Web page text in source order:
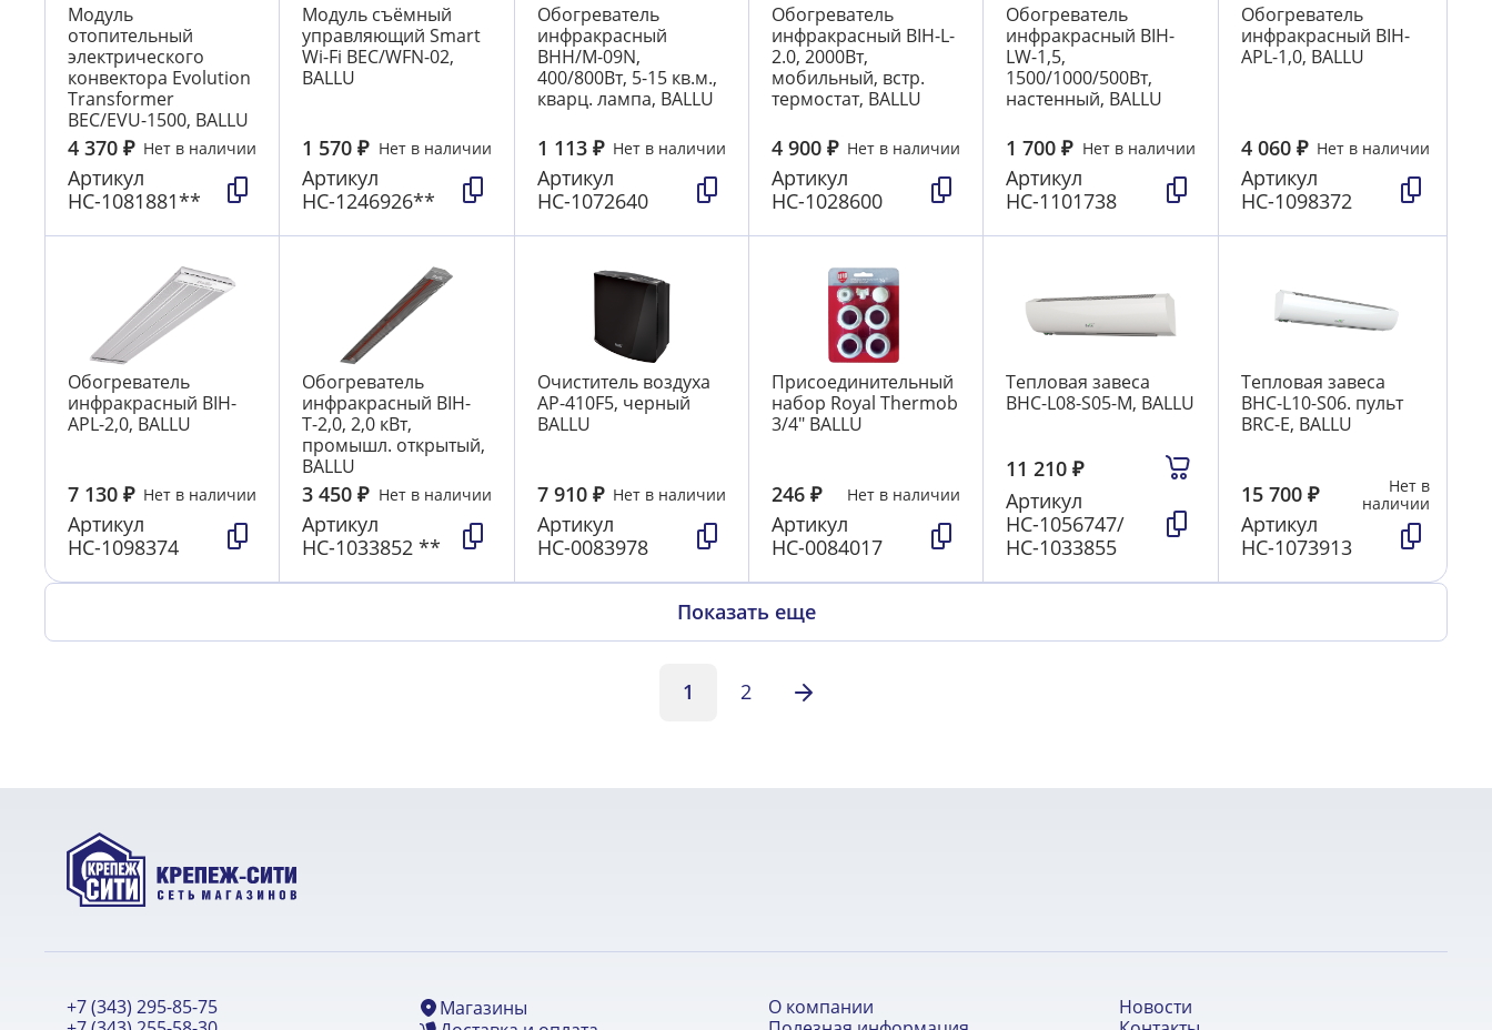
Модуль
отопительный
электрического
конвектора Evolution
Transformer
BEC/EVU-1500, BALLU
4 370 ₽ Нет в наличии
Артикул
НС-1081881**
Модуль съёмный
управляющий Smart
Wi-Fi BEC/WFN-02,
BALLU
1 570₽ Нет в наличии
Артикул
НС-1246926**
Обогреватель
инфракрасный
BHH/M-09N,
400/800Вт, 5-15 кв.м.,
кварц. лампа, BALLU
1 113 ₽ Нет в наличии
Артикул
НС-1072640
Обогреватель
инфракрасный BIH-L-
2.0, 2000Вт,
мобильный, встр.
термостат, BALLU
4 900 ₽ Нет в наличии
Артикул
НС-1028600
Обогреватель
инфракрасный BIH-
LW-1,5,
1500/1000/500Вт,
настенный, BALLU
1 700₽ Нет в наличии
Артикул
НС-1101738
Обогреватель
инфракрасный BIH-
АРL-1,0, BALLU
4 060 ₽ Нет в наличии
Артикул
НС-1098372
Обогреватель
инфракрасный BIH-
АРL-2,0, BALLU
7 130 ₽ Нет в наличии
Артикул
НС-1098374
Обогреватель
инфракрасный BIH-
Т-2,0, 2,0 кВт,
промышл. открытый,
BALLU
3 450₽ Нет в наличии
Артикул
НС-1033852 **
Очиститель воздуха
АР-410F5, черный
BALLU
7 910 ₽ Нет в наличии
Артикул
НС-0083978
Присоединительный
набор Royal Thermob
3/4" BALLU
246 ₽ Нет в наличии
Артикул
НС-0084017
Тепловая завеса
BHС-L08-S05-М, BALLU
11 210₽
Артикул
НС-1056747/
НС-1033855
Тепловая завеса
BHС-L10-S06. пульт
BRC-E, BALLU
15 700 ₽
Нет в
наличии
Артикул
НС-1073913
Показать еще
1 2
+7 (343) 295-85-75
Магазины
О компании
Новости